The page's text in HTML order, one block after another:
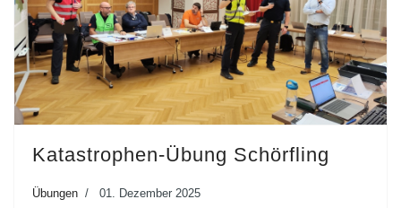
Katastrophen-Übung Schörfling
Übungen 01. Dezember 2025